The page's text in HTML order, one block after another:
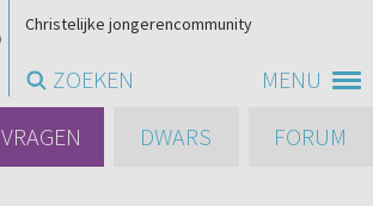
MENU
Christelijke jongerencommunity
ZOEKEN
VRAGEN DWARS FORUM